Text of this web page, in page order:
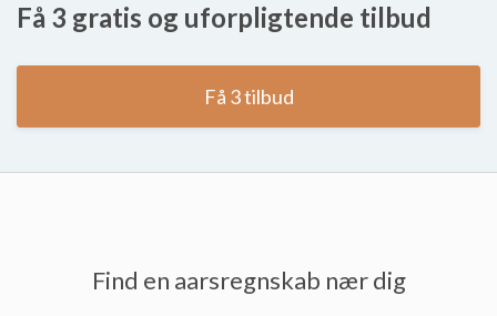
Få 3 gratis og uforpligtende tilbud
Få 3 tilbud
Find en aarsregnskab nær dig